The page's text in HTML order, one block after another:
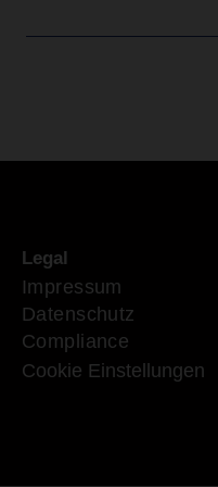
Legal
Impressum
Datenschutz
Compliance
Cookie Einstellungen